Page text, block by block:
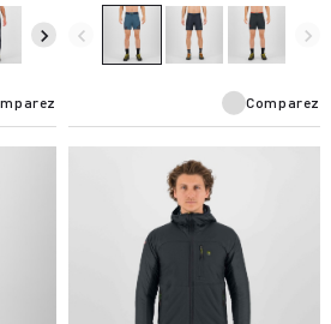
navigate_next
estivale. Ils offrent une
protection contre les rayons
du soleil.
navigate_before navigate_next
Comparez